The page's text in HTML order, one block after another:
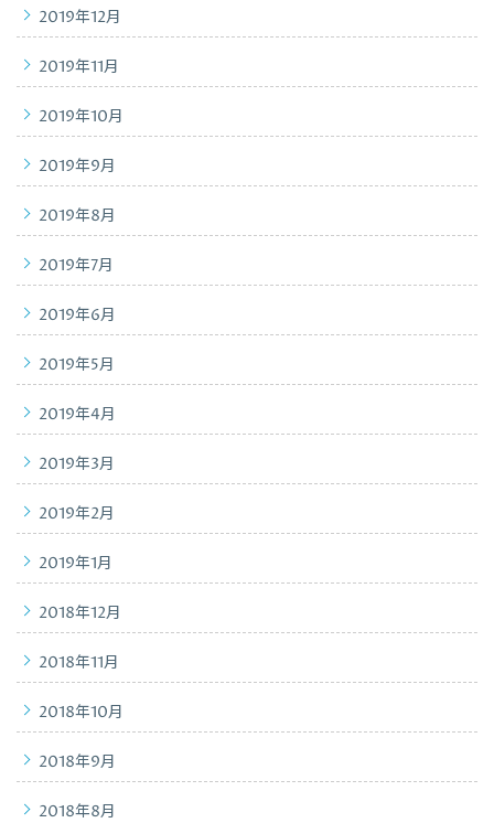
2019年12月
2019年11月
2019年10月
2019年9月
2019年8月
2019年7月
2019年6月
2019年5月
2019年4月
2019年3月
2019年2月
2019年1月
2018年12月
2018年11月
2018年10月
2018年9月
2018年8月